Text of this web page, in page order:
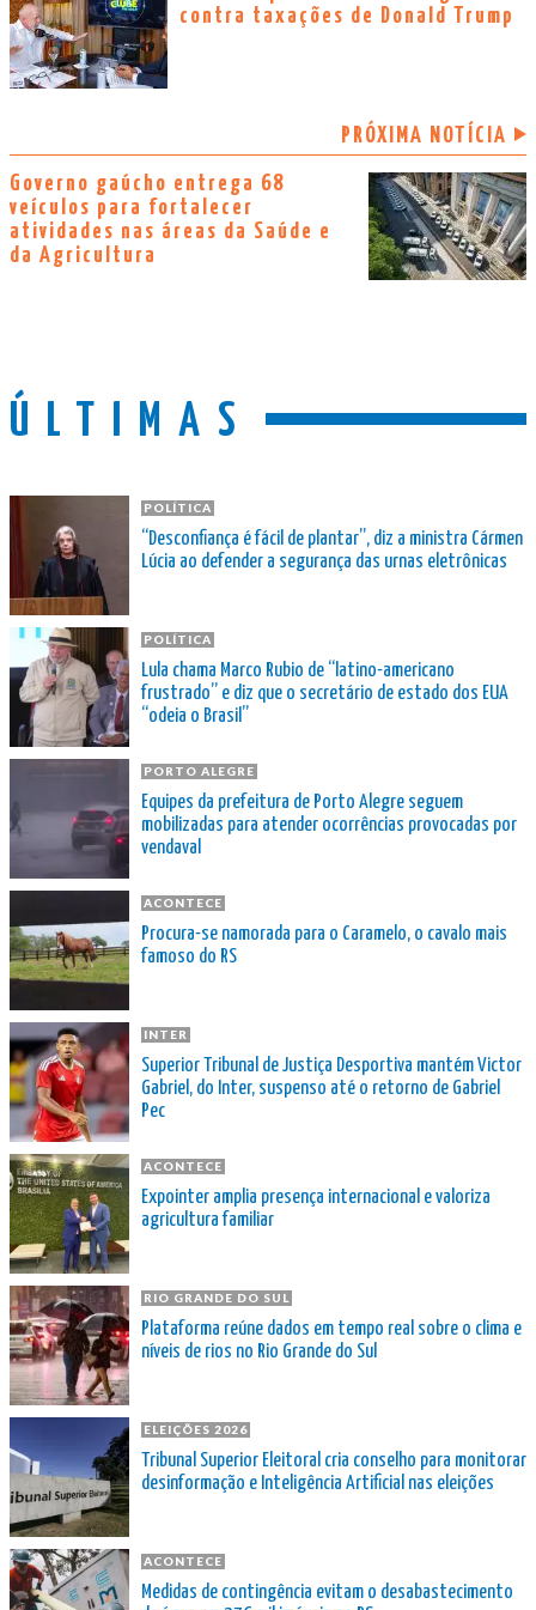
contra taxações de Donald Trump
PRÓXIMA NOTÍCIA
Governo gaúcho entrega 68
veículos para fortalecer
atividades nas áreas da Saúde e
da Agricultura
ÚLTIMAS
POLÍTICA
“Desconfiança é fácil de plantar”, diz a ministra Cármen
Lúcia ao defender a segurança das urnas eletrônicas
POLÍTICA
Lula chama Marco Rubio de “latino-americano
frustrado” e diz que o secretário de estado dos EUA
“odeia o Brasil”
PORTO ALEGRE
Equipes da prefeitura de Porto Alegre seguem
mobilizadas para atender ocorrências provocadas por
vendaval
ACONTECE
Procura-se namorada para o Caramelo, o cavalo mais
famoso do RS
INTER
Superior Tribunal de Justiça Desportiva mantém Victor
Gabriel, do Inter, suspenso até o retorno de Gabriel
Pec
ACONTECE
Expointer amplia presença internacional e valoriza
agricultura familiar
RIO GRANDE DO SUL
Plataforma reúne dados em tempo real sobre o clima e
níveis de rios no Rio Grande do Sul
ELEIÇÕES 2026
Tribunal Superior Eleitoral cria conselho para monitorar
desinformação e Inteligência Artificial nas eleições
ACONTECE
Medidas de contingência evitam o desabastecimento